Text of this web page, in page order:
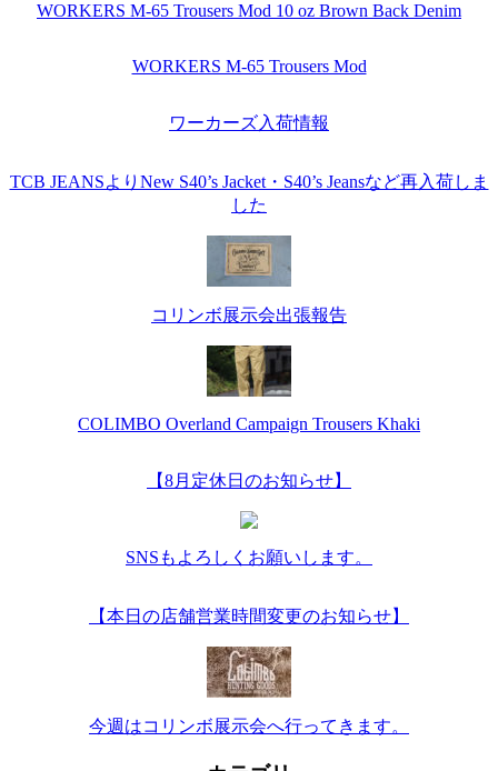
WORKERS M-65 Trousers Mod 10 oz Brown Back Denim
WORKERS M-65 Trousers Mod
ワーカーズ入荷情報
TCB JEANSよりNew S40’s Jacket・S40’s Jeansなど再入荷しま
した
コリンボ展示会出張報告
COLIMBO Overland Campaign Trousers Khaki
【8月定休日のお知らせ】
SNSもよろしくお願いします。
【本日の店舗営業時間変更のお知らせ】
今週はコリンボ展示会へ行ってきます。